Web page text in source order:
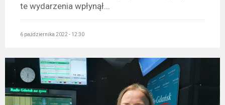
te wydarzenia wpłynął...
6 października 2022 - 12:30